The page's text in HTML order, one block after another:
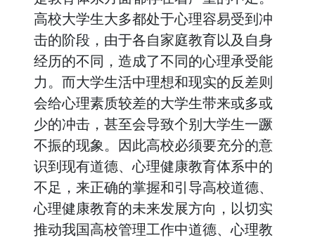
高校大学生大多都处于心理容易受到冲
击的阶段，由于各自家庭教育以及自身
经历的不同，造成了不同的心理承受能
力。而大学生活中理想和现实的反差则
会给心理素质较差的大学生带来或多或
少的冲击，甚至会导致个别大学生一蹶
不振的现象。因此高校必须要充分的意
识到现有道德、心理健康教育体系中的
不足，来正确的掌握和引导高校道德、
心理健康教育的未来发展方向，以切实
推动我国高校管理工作中道德、心理教